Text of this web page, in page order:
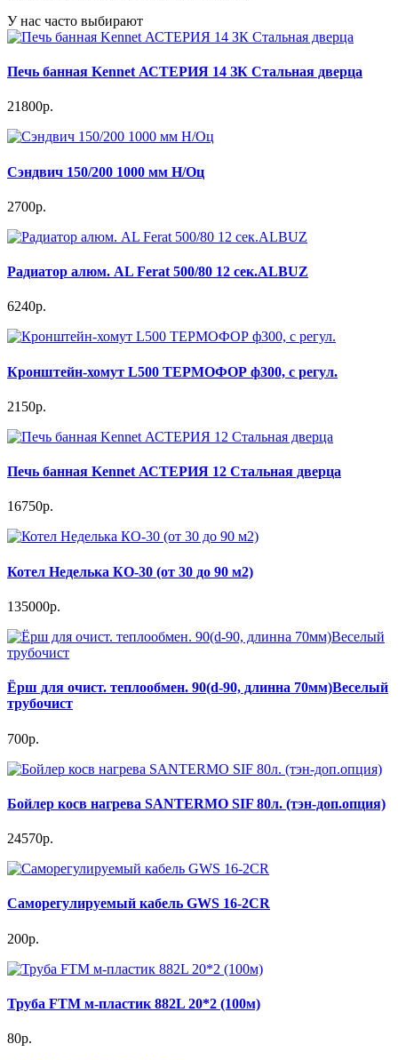
У нас часто выбирают
Печь банная Kennet АСТЕРИЯ 14 ЗК Стальная дверца
21800р.
Сэндвич 150/200 1000 мм Н/Оц
2700р.
Радиатор алюм. AL Ferat 500/80 12 сек.ALBUZ
6240р.
Кронштейн-хомут L500 ТЕРМОФОР ф300, с регул.
2150р.
Печь банная Kennet АСТЕРИЯ 12 Стальная дверца
16750р.
Котел Неделька КО-30 (от 30 до 90 м2)
135000р.
Ёрш для очист. теплообмен. 90(d-90, длинна 70мм)Веселый
трубочист
700р.
Бойлер косв нагрева SANTERMO SIF 80л. (тэн-доп.опция)
24570р.
Саморегулируемый кабель GWS 16-2CR
200р.
Труба FTM м-пластик 882L 20*2 (100м)
80р.